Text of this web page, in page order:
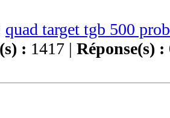
quad target tgb 500
: 1417 | Réponse(s) :